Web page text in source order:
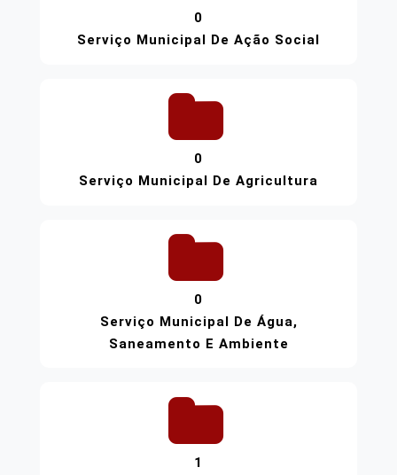
0
Serviço Municipal De Ação Social
0
Serviço Municipal De Agricultura
0
Serviço Municipal De Água,
Saneamento E Ambiente
1